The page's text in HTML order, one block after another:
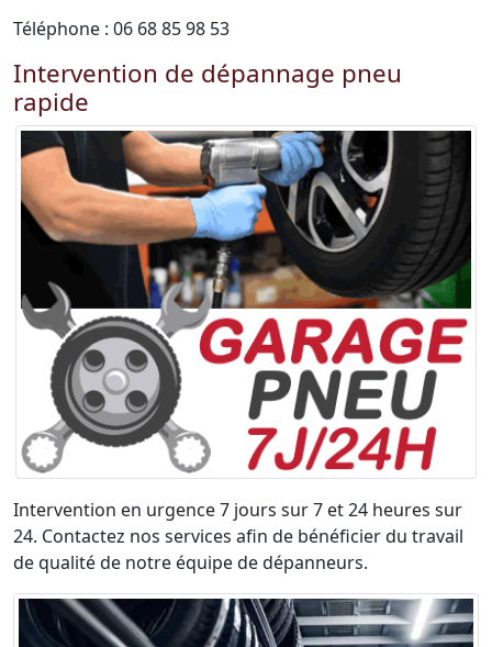
Téléphone : 06 68 85 98 53
Intervention de dépannage pneu
rapide
Intervention en urgence 7 jours sur 7 et 24 heures sur
24. Contactez nos services afin de bénéficier du travail
de qualité de notre équipe de dépanneurs.